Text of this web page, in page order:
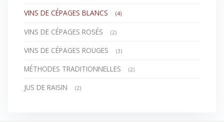
VINS DE CÉPAGES BLANCS (4)
VINS DE CÉPAGES ROSÉS (2)
VINS DE CÉPAGES ROUGES (3)
MÉTHODES TRADITIONNELLES (2)
JUS DE RAISIN (2)